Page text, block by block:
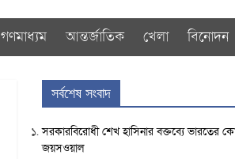
গণমাধ্যম আন্তর্জাতিক খেলা বিনোদন
সর্বশেষ সংবাদ
সরকারবিরোধী শেখ হাসিনার বক্তব্যে ভারতের
জয়সওয়াল